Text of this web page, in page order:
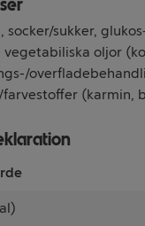
socker/sukker,
vegetabiliska oljor
(karmin,